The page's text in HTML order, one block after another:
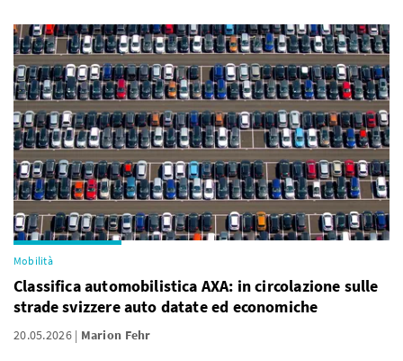
Mobilità
Classifica automobilistica AXA: in circolazione sulle
strade svizzere auto datate ed economiche
20.05.2026 Marion Fehr